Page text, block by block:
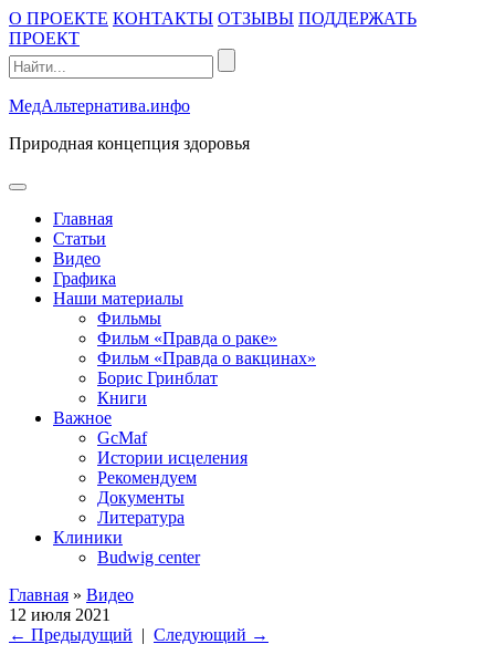
Промотать
к
содержимому
О ПРОЕКТЕ КОНТАКТЫ ОТЗЫВЫ ПОДДЕРЖАТЬ
ПРОЕКТ
МедАльтернатива.инфо
Природная концепция здоровья
открыть
Главная
Статьи
Видео
Графика
Наши материалы
Фильмы
Фильм «Правда о раке»
Фильм «Правда о вакцинах»
Борис Гринблат
Книги
Важное
GcMaf
Истории исцеления
Рекомендуем
Документы
Литература
Клиники
Budwig center
Главная » Видео
12 июля 2021
← Предыдущий | Следующий →